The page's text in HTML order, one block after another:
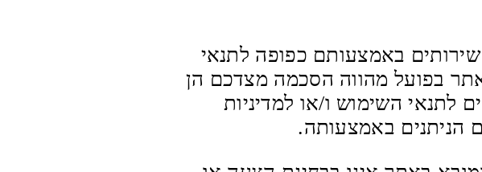
באמצעותם כפופה לתנאי
בפועל מהווה הסכמה מצדכם הן
לתנאי השימוש ו/או למדיניות
הניתנים באמצעותה.